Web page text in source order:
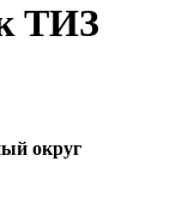
ТИЗ
округ